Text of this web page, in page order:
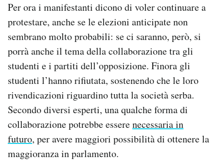
Per ora i manifestanti dicono di voler continuare a
protestare, anche se le elezioni anticipate non
sembrano molto probabili: se ci saranno, però, si
porrà anche il tema della collaborazione tra gli
studenti e i partiti dell’opposizione. Finora gli
studenti l’hanno rifiutata, sostenendo che le loro
rivendicazioni riguardino tutta la società serba.
Secondo diversi esperti, una qualche forma di
collaborazione potrebbe esserenecessaria in
futuro, per avere maggiori possibilità di ottenere la
maggioranza in parlamento.